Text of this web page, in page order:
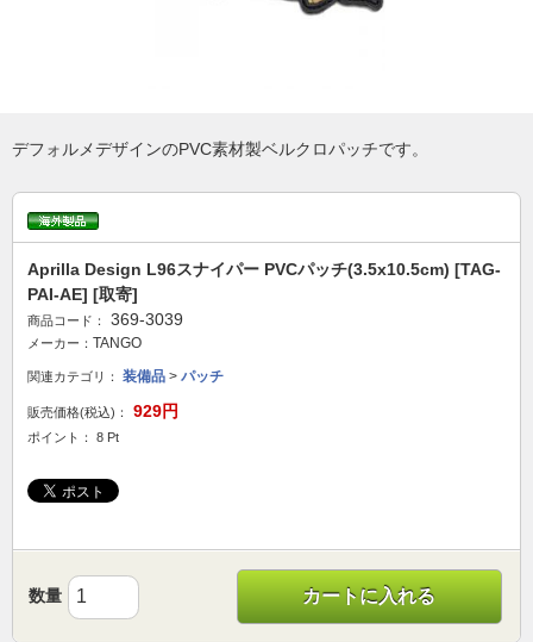
デフォルメデザインのPVC素材製ベルクロパッチです。
Aprilla Design L96スナイパー PVCパッチ(3.5x10.5cm) [TAG-
PAI-AE] [取寄]
商品コード： 369-3039
メーカー： TANGO
関連カテゴリ： 装備品 > パッチ
販売価格(税込)： 929円
ポイント： 8 Pt
数量 カートに入れる